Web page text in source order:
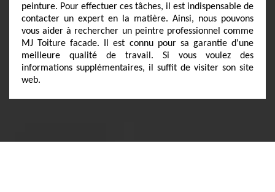
peinture. Pour effectuer ces tâches, il est indispensable de
contacter un expert en la matière. Ainsi, nous pouvons
vous aider à rechercher un peintre professionnel comme
MJ Toiture facade. Il est connu pour sa garantie d'une
meilleure qualité de travail. Si vous voulez des
informations supplémentaires, il suffit de visiter son site
web.